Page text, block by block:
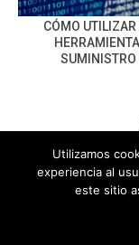
CÓMO UTILIZAR
SUMINISTRO
Utilizamos
experiencia al
este sitio